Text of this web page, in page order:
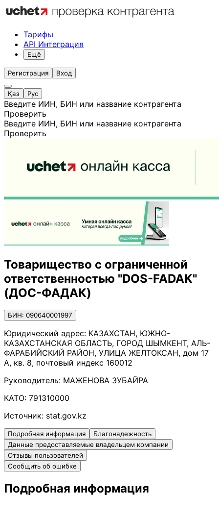
Тарифы
API Интеграция
Ещё
Регистрация Вход
Қаз Рус
Введите ИИН, БИН или название контрагента
Проверить
Введите ИИН, БИН или название контрагента
Проверить
Товарищество с ограниченной
ответственностью "DOS-FADAK"
(ДОС-ФАДАК)
БИН: 090640001997
Юридический адрес: КАЗАХСТАН, ЮЖНО-
КАЗАХСТАНСКАЯ ОБЛАСТЬ, ГОРОД ШЫМКЕНТ, АЛЬ-
ФАРАБИЙСКИЙ РАЙОН, УЛИЦА ЖЕЛТОКСАН, дом 17
А, кв. 8, почтовый индекс 160012
Руководитель: МАЖЕНОВА ЗУБАЙРА
КАТО: 791310000
Источник: stat.gov.kz
Подробная информация
Благонадежность
Данные предоставляемые владельцем компании
Отзывы пользователей
Сообщить об ошибке
Подробная информация